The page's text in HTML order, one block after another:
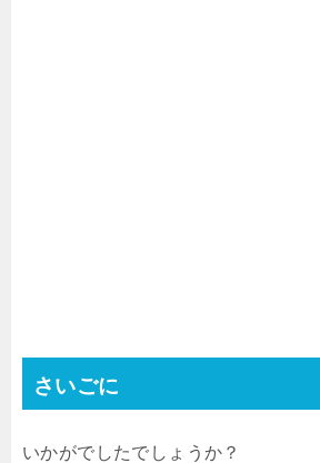
さいごに
いかがでしたでしょうか？